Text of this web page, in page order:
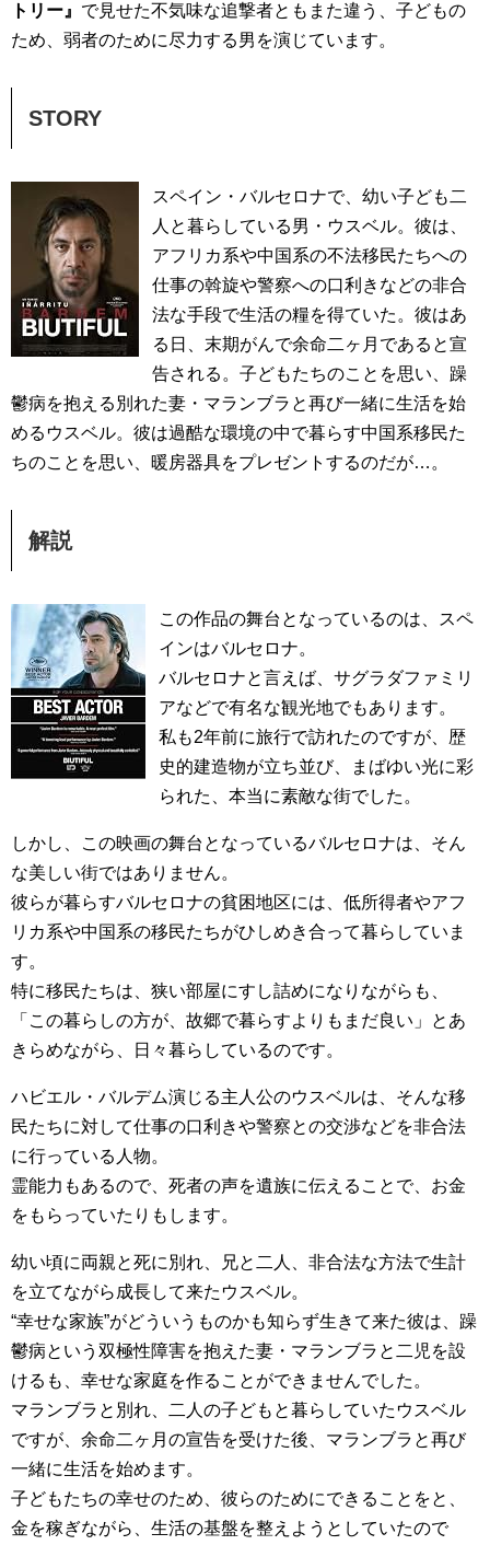
トリー』 で見せた不気味な追撃者ともまた違う、子どもの
ため、弱者のために尽力する男を演じています。
STORY
スペイン・バルセロナで、幼い子ども二
人と暮らしている男・ウスベル。彼は、
アフリカ系や中国系の不法移民たちへの
仕事の斡旋や警察への口利きなどの非合
法な手段で生活の糧を得ていた。彼はあ
る日、末期がんで余命二ヶ月であると宣
告される。子どもたちのことを思い、躁
鬱病を抱える別れた妻・マランブラと再び一緒に生活を始
めるウスベル。彼は過酷な環境の中で暮らす中国系移民た
ちのことを思い、暖房器具をプレゼントするのだが…。
解説
この作品の舞台となっているのは、スペ
インはバルセロナ。
バルセロナと言えば、サグラダファミリ
アなどで有名な観光地でもあります。
私も2年前に旅行で訪れたのですが、歴
史的建造物が立ち並び、まばゆい光に彩
られた、本当に素敵な街でした。
しかし、この映画の舞台となっているバルセロナは、そん
な美しい街ではありません。
彼らが暮らすバルセロナの貧困地区には、低所得者やアフ
リカ系や中国系の移民たちがひしめき合って暮らしていま
す。
特に移民たちは、狭い部屋にすし詰めになりながらも、
「この暮らしの方が、故郷で暮らすよりもまだ良い」とあ
きらめながら、日々暮らしているのです。
ハビエル・バルデム演じる主人公のウスベルは、そんな移
民たちに対して仕事の口利きや警察との交渉などを非合法
に行っている人物。
霊能力もあるので、死者の声を遺族に伝えることで、お金
をもらっていたりもします。
幼い頃に両親と死に別れ、兄と二人、非合法な方法で生計
を立てながら成長して来たウスベル。
“幸せな家族”がどういうものかも知らず生きて来た彼は、躁
鬱病という双極性障害を抱えた妻・マランブラと二児を設
けるも、幸せな家庭を作ることができませんでした。
マランブラと別れ、二人の子どもと暮らしていたウスベル
ですが、余命二ヶ月の宣告を受けた後、マランブラと再び
一緒に生活を始めます。
子どもたちの幸せのため、彼らのためにできることをと、
金を稼ぎながら、生活の基盤を整えようとしていたので